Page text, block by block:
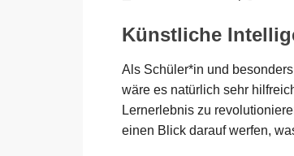
Künstliche
Als Schüler*in und
wäre es natürlich sehr
Lernerlebnis zu
einen Blick darauf werfen,